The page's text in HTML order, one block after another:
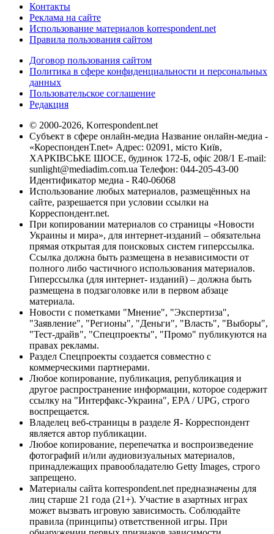
Контакты
Реклама на сайте
Использование материалов korrespondent.net
Правила пользования сайтом
Договор пользования сайтом
Политика в сфере конфиденциальности и персональных
данных
Пользовательское соглашение
Редакция
© 2000-2026, Korrespondent.net
Субъект в сфере онлайн-медиа Название онлайн-медиа -
«КореспонденТ.net» Адрес: 02091, місто Київ,
ХАРКІВСЬКЕ ШОСЕ, будинок 172-Б, офіс 208/1 E-mail:
sunlight@mediadim.com.ua Телефон: 044-205-43-00
Идентификатор медиа - R40-06068
Использование любых материалов, размещённых на
сайте, разрешается при условии ссылки на
Корреспондент.net.
При копировании материалов со страницы «Новости
Украины и мира», для интернет-изданий – обязательна
прямая открытая для поисковых систем гиперссылка.
Ссылка должна быть размещена в независимости от
полного либо частичного использования материалов.
Гиперссылка (для интернет- изданий) – должна быть
размещена в подзаголовке или в первом абзаце
материала.
Новости с пометками "Мнение", "Экспертиза",
"Заявление", "Регионы", "Деньги", "Власть", "Выборы",
"Тест-драйв", "Спецпроекты", "Промо" публикуются на
правах рекламы.
Раздел Спецпроекты создается совместно с
коммерческими партнерами.
Любое копирование, публикация, републикация и
другое распространение информации, которое содержит
ссылку на "Интерфакс-Украина", EPA / UPG, строго
воспрещается.
Владелец веб-страницы в разделе Я- Корреспондент
является автор публикации.
Любое копирование, перепечатка и воспроизведение
фотографий и/или аудиовизуальных материалов,
принадлежащих правообладателю Getty Images, строго
запрещено.
Материалы сайта korrespondent.net предназначены для
лиц старше 21 года (21+). Участие в азартных играх
может вызвать игровую зависимость. Соблюдайте
правила (принципы) ответственной игры. При